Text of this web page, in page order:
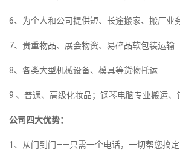
6、为个人和公司提供短、长途搬家、搬厂业
7、贵重物品、展会物资、易碎品软包装运输
8、各类大型机械设备、模具等货物托运
9 、普通、高级化妆品；钢琴电脑专业搬运、
公司四大优势：
1、从门到门——只需一个电话，一切帮您搞